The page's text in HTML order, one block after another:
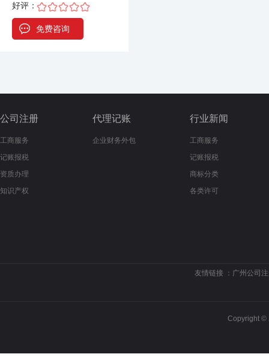
好评：
免费咨询
公司注册
工商服务
记账报税
资质办理
知识产权
代理记账
企业财务外包
行业新闻
工商服务
记账报税
商标分类
各类许可
友情链接 ： 广州公司
Copyright ©